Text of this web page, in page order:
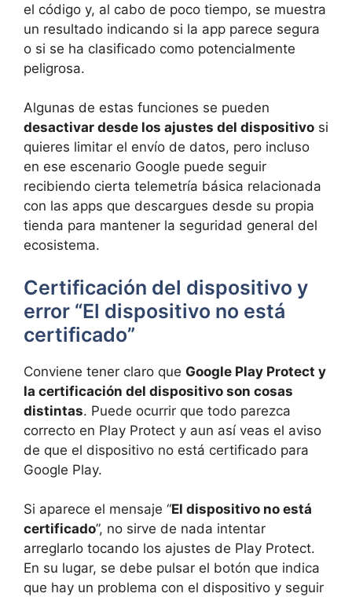
el código y, al cabo de poco tiempo, se muestra
un resultado indicando si la app parece segura
o si se ha clasificado como potencialmente
peligrosa.
Algunas de estas funciones se pueden
desactivar desde los ajustes del dispositivo si
quieres limitar el envío de datos, pero incluso
en ese escenario Google puede seguir
recibiendo cierta telemetría básica relacionada
con las apps que descargues desde su propia
tienda para mantener la seguridad general del
ecosistema.
Certificación del dispositivo y
error “El dispositivo no está
certificado”
Conviene tener claro que Google Play Protect y
la certificación del dispositivo son cosas
distintas. Puede ocurrir que todo parezca
correcto en Play Protect y aun así veas el aviso
de que el dispositivo no está certificado para
Google Play.
Si aparece el mensaje “El dispositivo no está
certificado”, no sirve de nada intentar
arreglarlo tocando los ajustes de Play Protect.
En su lugar, se debe pulsar el botón que indica
que hay un problema con el dispositivo y seguir